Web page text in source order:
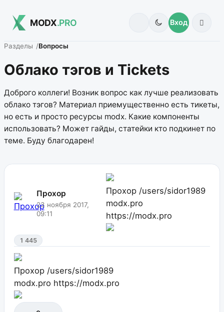
MODX.PRO Вход
Разделы Вопросы
Облако тэгов и Tickets
Доброго коллеги! Возник вопрос как лучше реализовать
облако тэгов? Материал приемущественно есть тикеты,
но есть и просто ресурсы modx. Какие компоненты
использовать? Может гайды, статейки кто подкинет по
теме. Буду благодарен!
Прохор
23 ноября 2017,
09:11
Прохор /users/sidor1989
modx.pro
https://modx.pro
1 445
Прохор /users/sidor1989
modx.pro https://modx.pro